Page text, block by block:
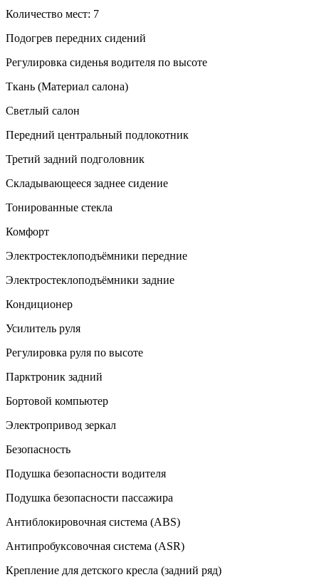
Количество мест: 7
Подогрев передних сидений
Регулировка сиденья водителя по высоте
Ткань (Материал салона)
Светлый салон
Передний центральный подлокотник
Третий задний подголовник
Складывающееся заднее сидение
Тонированные стекла
Комфорт
Электростеклоподъёмники передние
Электростеклоподъёмники задние
Кондиционер
Усилитель руля
Регулировка руля по высоте
Парктроник задний
Бортовой компьютер
Электропривод зеркал
Безопасность
Подушка безопасности водителя
Подушка безопасности пассажира
Антиблокировочная система (ABS)
Антипробуксовочная система (ASR)
Крепление для детского кресла (задний ряд)